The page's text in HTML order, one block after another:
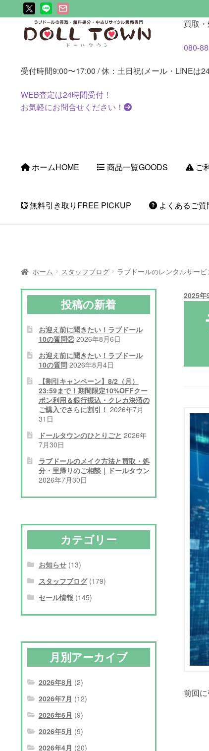
ビ
シ
ン
へ
ン
ツ
ス
キ
買取
080-
受付時間9:00〜17:00 / 休：土日祝(メール・LINEは
WEB査定は24時間受付！
お気軽にお問合せください！
ホームHOME 商品一覧GOODS ご
無料引き取り FREE PICKUP よくあるご質
ホーム スタッフブログ ラブドールのレンタルサー
2025年
前回
投稿の新着
お迎え前に聞きたい！ラブドール
10の質問② 2026年8月6日
お迎え前に聞きたい！ラブドール
10の質問 2026年8月4日
【割引キャンペーン】8/2（月）
23:59まで！期間限定10%OFFクー
ポン利用＆銀行振込・クレカ決済の
ご購入でさらに割引！ 2026年7月
31日
ドールタウンのひとりごと 2026年
7月30日
ラブドールのメイク方法と買取・処
分・里帰りのご相談｜ドールタウン
2026年7月30日
カテゴリー
お知らせ(13)
スタッフブログ(179)
セール情報 (145)
月別アーカイブ
2026年8月 (2)
2026年7月 (12)
2026年6月 (9)
2026年5月 (9)
2026年4月 (20)